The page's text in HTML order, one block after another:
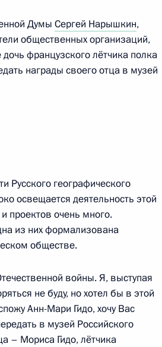
Думы Сергей Нарышкин,
общественных организаций,
французского лётчика полка
награды своего отца в музей
Русского географического
освещается деятельность этой
проектов очень много.
из них формализована
обществе.
войны. Я, выступая
не буду, но хотел бы в этой
Анн-Мари Гидо, хочу Вас
в музей Российского
– Мориса Гидо, лётчика